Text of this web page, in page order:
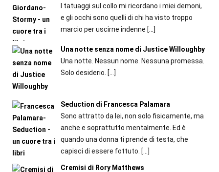
I tatuaggi sul collo mi ricordano i miei demoni,
e gli occhi sono quelli di chi ha visto troppo
marcio per uscirne indenne […]
Una notte senza nome di Justice Willoughby
Una notte. Nessun nome. Nessuna promessa.
Solo desiderio. […]
Seduction di Francesca Palamara
Sono attratto da lei, non solo fisicamente, ma
anche e soprattutto mentalmente. Ed è
quando una donna ti prende di testa, che
capisci di essere fottuto. […]
Cremisi di Rory Matthews